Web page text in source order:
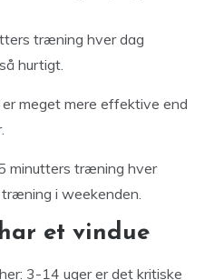
træning hver dag
hurtigt.
meget mere effektive end
minutters træning hver
i weekenden.
et vindue
3-14 uger er det kritiske